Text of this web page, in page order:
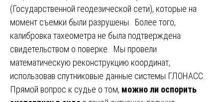
(Государственной геодезической сети), которые на
момент съемки были разрушены. Более того,
калибровка тахеометра не была подтверждена
свидетельством о поверке. Мы провели
математическую реконструкцию координат,
использовав спутниковые данные системы ГЛОНАСС.
Прямой вопрос к судье о том, можно ли оспорить